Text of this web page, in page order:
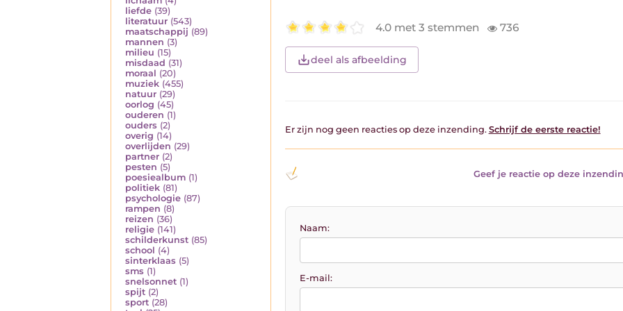
liefde (39)
literatuur (543)
maatschappij (89)
mannen (3)
milieu (15)
misdaad (31)
moraal (20)
muziek (455)
natuur (29)
oorlog (45)
ouderen (1)
ouders (2)
overig (14)
overlijden (29)
partner (2)
pesten (5)
poesiealbum (1)
politiek (81)
psychologie (87)
rampen (8)
reizen (36)
religie (141)
schilderkunst (85)
school (4)
sinterklaas (5)
sms (1)
snelsonnet (1)
spijt (2)
sport (28)
4.0 met 3 stemmen 736
deel als afbeelding
Er zijn nog geen reacties op deze inzending. Schrijf de eerste reactie!
Geef je reactie op deze
Naam:
E-mail: